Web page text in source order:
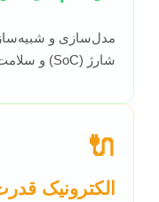
مدل‌سازی و شبیه‌سازی
شارژ (SoC) و سلامت (SoH).
🔌
الکترونیک